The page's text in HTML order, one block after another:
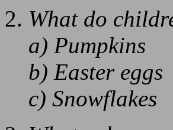
What do
a) Pumpkins
b) Easter eggs
c) Snowflakes